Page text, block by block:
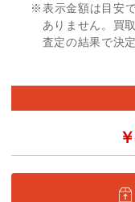
※表示金額は目安
ありません。買
査定の結果で決
￥